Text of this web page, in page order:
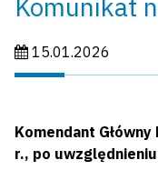
Komunikat
Data publikacji:
15.01.2026
Komendant
r., po